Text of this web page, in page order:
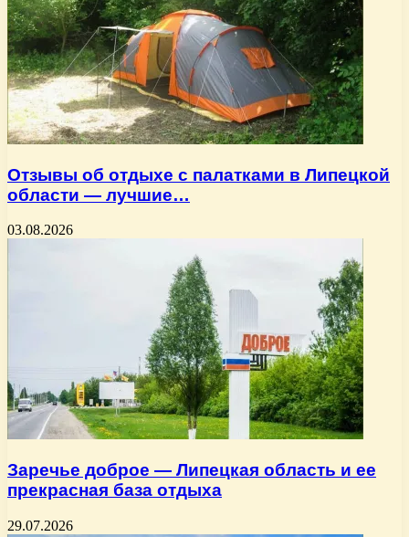
Отзывы об отдыхе с палатками в Липецкой
области — лучшие…
03.08.2026
Заречье доброе — Липецкая область и ее
прекрасная база отдыха
29.07.2026